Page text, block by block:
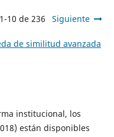
1-10 de 236 Siguiente
de similitud avanzada
institucional, los
están disponibles